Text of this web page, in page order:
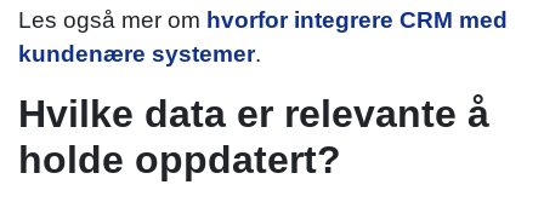
Les også mer om hvorfor integrere CRM med
kundenære systemer.
Hvilke data er relevante å
holde oppdatert?